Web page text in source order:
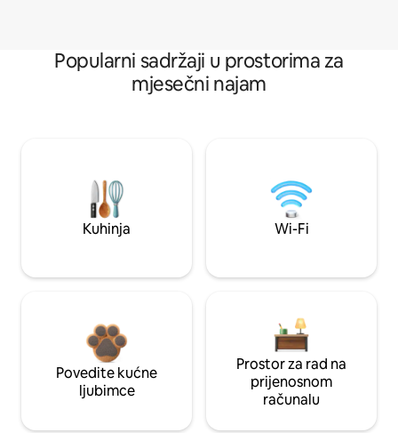
Popularni sadržaji u prostorima za
mjesečni najam
Kuhinja Wi-Fi
Povedite kućne
ljubimce
Prostor za rad na
prijenosnom
računalu